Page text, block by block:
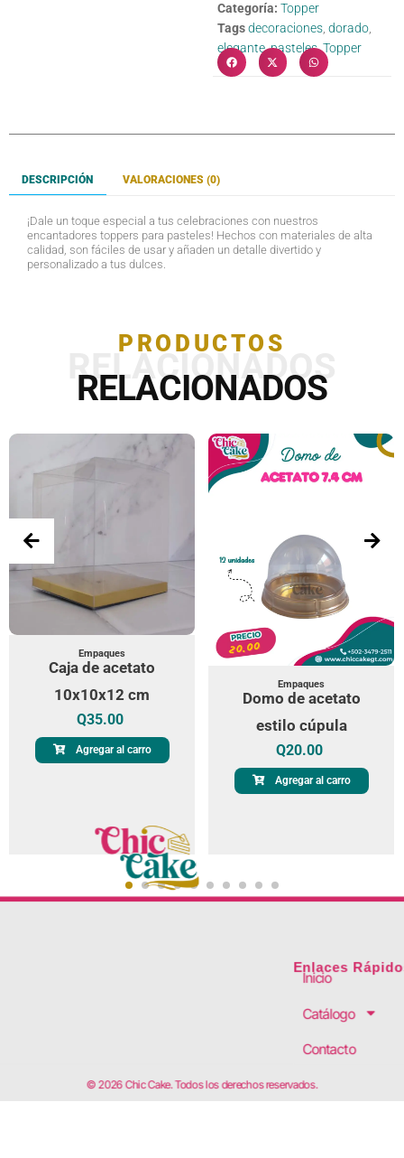
Categoría: Topper
Tagsdecoraciones ,dorado
elegante,pasteles,Topper
DESCRIPCIÓN VALORACIONES (0)
¡Dale un toque especial a tus celebraciones con nuestros
encantadores toppers para pasteles! Hechos con materiales de alta
calidad, son fáciles de usar y añaden un detalle divertido y
personalizado a tus dulces.
PRODUCTOS
RELACIONADOS
RELACIONADOS
Empaques
Caja de acetato
10x10x12 cm
Q35.00
Agregar al carro
Empaques
Domo de acetato
estilo cúpula
Q20.00
Agregar al carro
Enlaces
Inicio
Catálogo
Contacto
© 2026 Chic Cake. Todos los derechos reservados.